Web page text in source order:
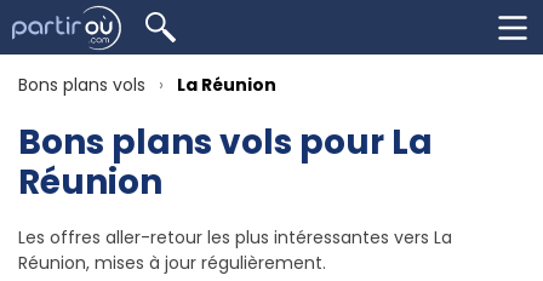
Bons plans vols La Réunion
Bons plans vols pour La
Réunion
Les offres aller-retour les plus intéressantes vers La
Réunion, mises à jour régulièrement.